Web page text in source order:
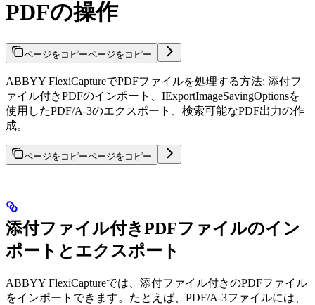
PDFの操作
ページをコピーページをコピー
ABBYY FlexiCaptureでPDFファイルを処理する方法: 添付フ
ァイル付きPDFのインポート、IExportImageSavingOptionsを
使用したPDF/A-3のエクスポート、検索可能なPDF出力の作
成。
ページをコピーページをコピー
添付ファイル付きPDFファイルのイン
ポートとエクスポート
ABBYY FlexiCaptureでは、添付ファイル付きのPDFファイル
をインポートできます。たとえば、PDF/A-3ファイルには、